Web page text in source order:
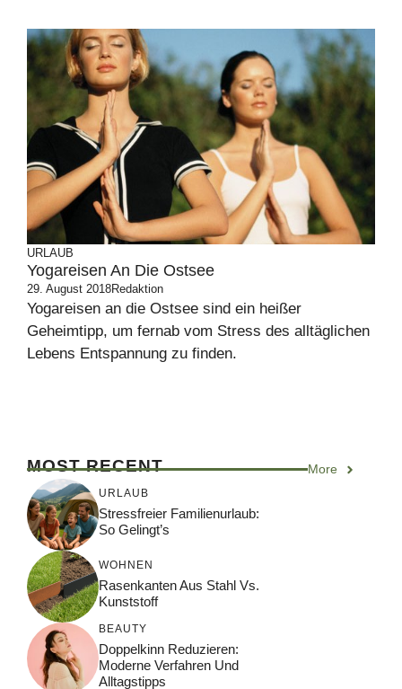
URLAUB
Yogareisen An Die Ostsee
29. August 2018Redaktion
Yogareisen an die Ostsee sind ein heißer
Geheimtipp, um fernab vom Stress des alltäglichen
Lebens Entspannung zu finden.
MOST RECENT More
URLAUB
Stressfreier Familienurlaub:
So Gelingt’s
WOHNEN
Rasenkanten Aus Stahl Vs.
Kunststoff
BEAUTY
Doppelkinn Reduzieren:
Moderne Verfahren Und
Alltagstipps